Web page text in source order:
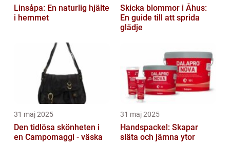
Linsåpa: En naturlig hjälte
i hemmet
Skicka blommor i Åhus:
En guide till att sprida
glädje
31 maj 2025
Den tidlösa skönheten i
en Campomaggi - väska
31 maj 2025
Handspackel: Skapar
släta och jämna ytor